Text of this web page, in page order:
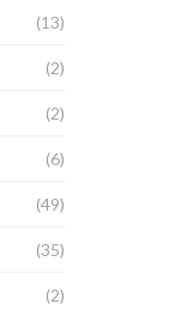
(13)
(2)
(2)
(6)
(49)
(35)
(2)